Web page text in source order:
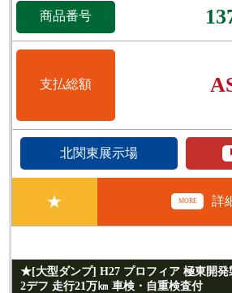
商品番号
支払総額
北関東展示場
★ MORE 詳
★[大型ダンプ] H27 プロフィア 極東開発
2デフ 走行21万㎞ 車検・自重検査付